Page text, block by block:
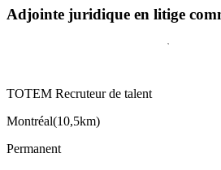
Adjointe juridique en litige
TOTEM Recruteur de talent
Montréal(10,5km)
Permanent